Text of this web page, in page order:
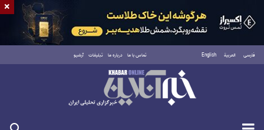
فارسی العربية English تماس با ما درباره ما تبلیغات آرشیو
جمعه ۱۶ مرداد ۱۴۰۵
×